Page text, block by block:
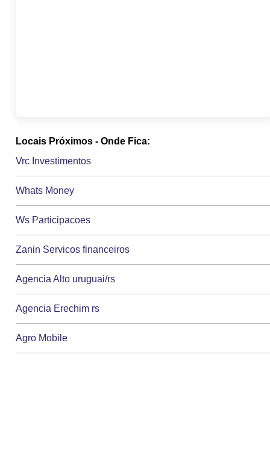
Locais Próximos - Onde Fica:
Vrc Investimentos
Whats Money
Ws Participacoes
Zanin Servicos financeiros
Agencia Alto uruguai/rs
Agencia Erechim rs
Agro Mobile